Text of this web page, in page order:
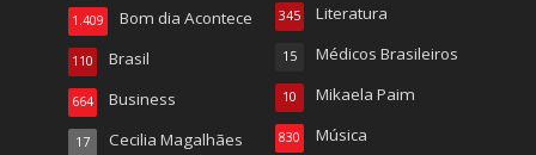
Bom dia Acontece
1.409
Brasil
110
Business
664
Cecilia Magalhães
17
Literatura
345
Médicos Brasileiros
15
Mikaela Paim
10
Música
830